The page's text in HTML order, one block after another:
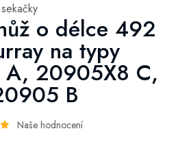
o délce 492
na typy
20905X8 C,
B
Naše hodnocení